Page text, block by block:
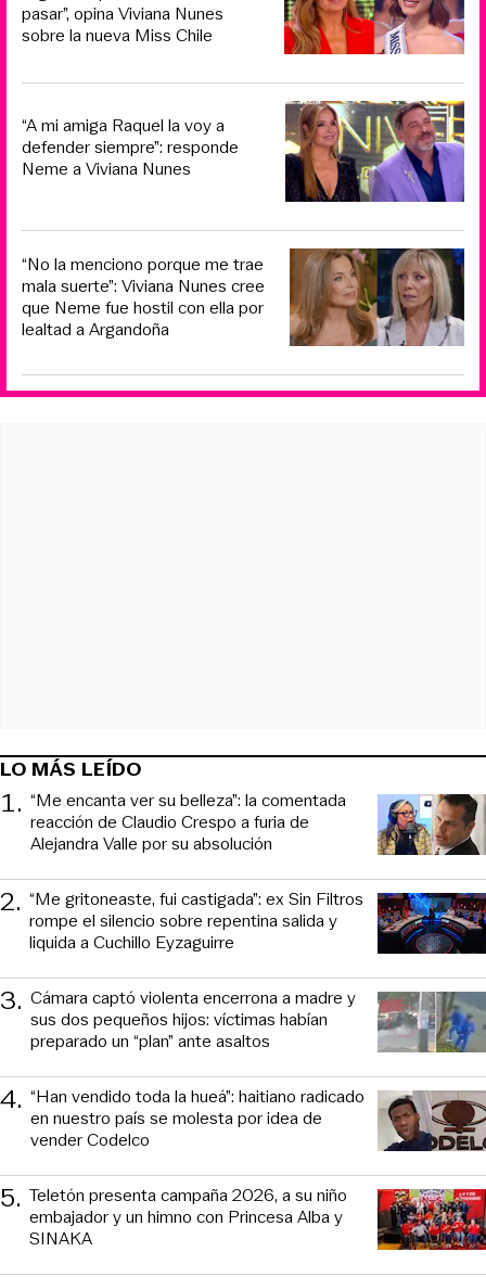
pasar”, opina Viviana Nunes
sobre la nueva Miss Chile
“A mi amiga Raquel la voy a
defender siempre”: responde
Neme a Viviana Nunes
“No la menciono porque me trae
mala suerte”: Viviana Nunes cree
que Neme fue hostil con ella por
lealtad a Argandoña
LO MÁS LEÍDO
1. “Me encanta ver su belleza”: la comentada
reacción de Claudio Crespo a furia de
Alejandra Valle por su absolución
2. “Me gritoneaste, fui castigada”: ex Sin Filtros
rompe el silencio sobre repentina salida y
liquida a Cuchillo Eyzaguirre
3. Cámara captó violenta encerrona a madre y
sus dos pequeños hijos: víctimas habían
preparado un “plan” ante asaltos
4. “Han vendido toda la hueá”: haitiano radicado
en nuestro país se molesta por idea de
vender Codelco
5. Teletón presenta campaña 2026, a su niño
embajador y un himno con Princesa Alba y
SINAKA